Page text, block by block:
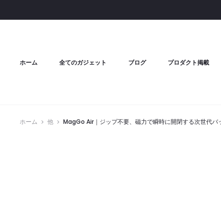
ホーム 全てのガジェット ブログ プロダクト掲載
ホーム 他 MagGo Air｜ジップ不要、磁力で瞬時に開閉する次世代バ